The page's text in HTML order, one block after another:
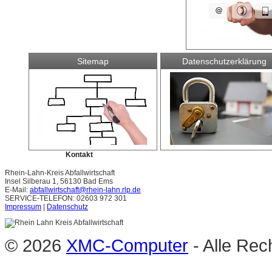
Sitemap Datenschutzerklärung
Kontakt
Rhein-Lahn-Kreis Abfallwirtschaft
Insel Silberau 1, 56130 Bad Ems
E-Mail: abfallwirtschaft@rhein-lahn.rlp.de
SERVICE-TELEFON: 02603 972 301
Impressum
Datenschutz
© 2026 XMC-Computer - Alle